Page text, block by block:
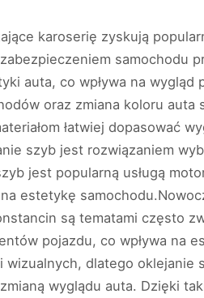
karoserię zyskują
samochodu
auta, co wpływa na
oraz zmiana koloru auta
łatwiej dopasować
szyb jest rozwiązaniem
jest popularną usługą
na estetykę
są tematami często
pojazdu, co wpływa na
wizualnych, dlatego oklejanie
wyglądu auta. Dzięki